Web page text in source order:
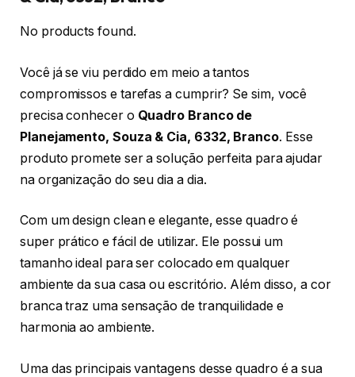
No products found.
Você já se viu perdido em meio a tantos
compromissos e tarefas a cumprir? Se sim, você
precisa conhecer o Quadro Branco de
Planejamento, Souza & Cia, 6332, Branco. Esse
produto promete ser a solução perfeita para ajudar
na organização do seu dia a dia.
Com um design clean e elegante, esse quadro é
super prático e fácil de utilizar. Ele possui um
tamanho ideal para ser colocado em qualquer
ambiente da sua casa ou escritório. Além disso, a cor
branca traz uma sensação de tranquilidade e
harmonia ao ambiente.
Uma das principais vantagens desse quadro é a sua